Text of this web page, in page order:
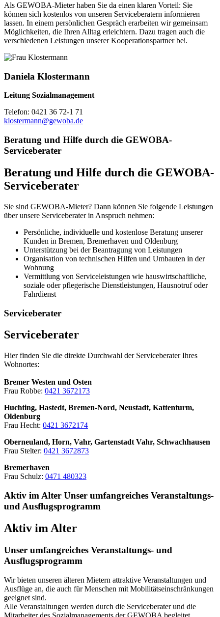
Als GEWOBA-Mieter haben Sie da einen klaren Vorteil: Sie
können sich kostenlos von unseren Serviceberatern informieren
lassen. In einem persönlichen Gespräch erarbeiten wir gemeinsam
Möglichkeiten, die Ihren Alltag erleichtern. Dazu tragen auch die
verschiedenen Leistungen unserer Kooperationspartner bei.
Daniela Klostermann
Leitung Sozialmanagement
Telefon: 0421 36 72-1 71
klostermann@gewoba.de
Beratung und Hilfe durch die GEWOBA-
Serviceberater
Beratung und Hilfe durch die GEWOBA-
Serviceberater
Sie sind GEWOBA-Mieter? Dann können Sie folgende Leistungen
über unsere Serviceberater in Anspruch nehmen:
Persönliche, individuelle und kostenlose Beratung unserer
Kunden in Bremen, Bremerhaven und Oldenburg
Unterstützung bei der Beantragung von Leistungen
Organisation von technischen Hilfen und Umbauten in der
Wohnung
Vermittlung von Serviceleistungen wie hauswirtschaftliche,
soziale oder pflegerische Dienstleistungen, Hausnotruf oder
Fahrdienst
Serviceberater
Serviceberater
Hier finden Sie die direkte Durchwahl der Serviceberater Ihres
Wohnortes:
Bremer Westen und Osten
Frau Robbe: 0421 3672173
Huchting, Hastedt, Bremen-Nord, Neustadt, Kattenturm,
Oldenburg
Frau Hecht: 0421 3672174
Oberneuland, Horn, Vahr, Gartenstadt Vahr, Schwachhausen
Frau Stelter: 0421 3672873
Bremerhaven
Frau Schulz: 0471 480323
Aktiv im Alter Unser umfangreiches Veranstaltungs-
und Ausflugsprogramm
Aktiv im Alter
Unser umfangreiches Veranstaltungs- und
Ausflugsprogramm
Wir bieten unseren älteren Mietern attraktive Veranstaltungen und
Ausflüge an, die auch für Menschen mit Mobilitätseinschränkungen
geeignet sind.
Alle Veranstaltungen werden durch die Serviceberater und die
Mitarbeiter des Sozialmanagements der GEWOBA begleitet.